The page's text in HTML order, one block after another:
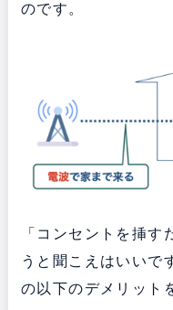
のです。
「コンセントを挿
うと聞こえはいいで
の以下のデメリット